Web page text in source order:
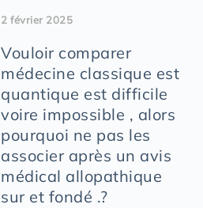
2 février 2025
Vouloir comparer
médecine classique est
quantique est difficile
voire impossible , alors
pourquoi ne pas les
associer après un avis
médical allopathique
sur et fondé .?